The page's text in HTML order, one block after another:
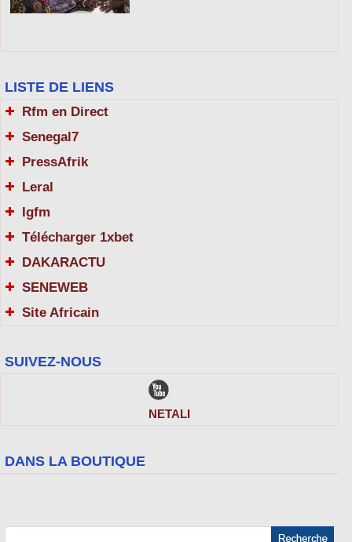
LISTE DE LIENS
Rfm en Direct
Senegal7
PressAfrik
Leral
Igfm
Télécharger 1xbet
DAKARACTU
SENEWEB
Site Africain
SUIVEZ-NOUS
NETALI
DANS LA BOUTIQUE